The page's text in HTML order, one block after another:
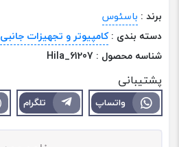
برند : باسئوس
دسته بندی :کامپیوتر و تجهیزات جانبی
شناسه محصول : Hila_61207
پشتیبانی
واتساپ تلگرام